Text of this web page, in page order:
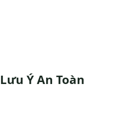
Lưu Ý An Toàn